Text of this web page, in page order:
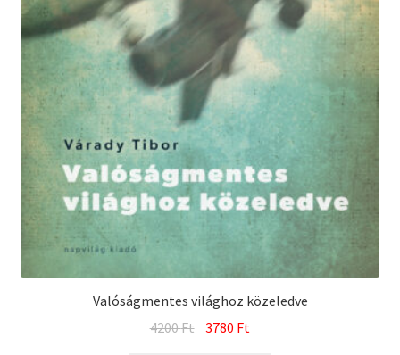
Valóságmentes világhoz közeledve
4200Ft Original
3780 Ft